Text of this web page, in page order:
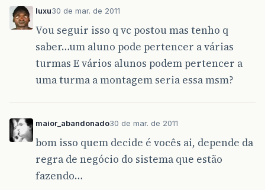
luxu30 de mar. de 2011
Vou seguir isso q vc postou mas tenho q
saber…um aluno pode pertencer a várias
turmas E vários alunos podem pertencer a
uma turma a montagem seria essa msm?
maior_abandonado30 de mar. de 2011
bom isso quem decide é vocês ai, depende da
regra de negócio do sistema que estão
fazendo…